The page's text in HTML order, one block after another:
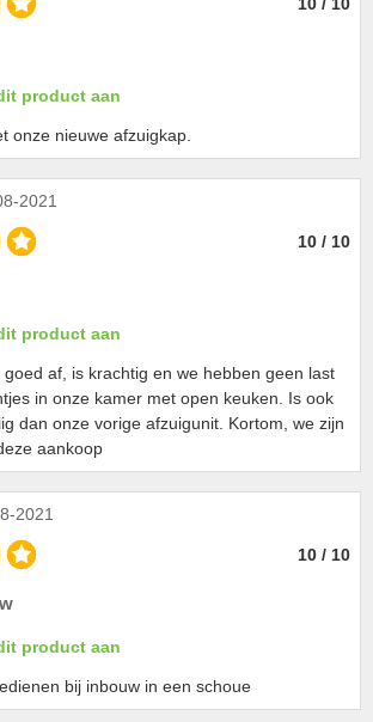
product aan
onze nieuwe afzuigkap.
2021
10 / 10
product aan
af, is krachtig en we hebben geen last
in onze kamer met open keuken. Is ook
dan onze vorige afzuigunit. Kortom, we zijn
aankoop
2021
10 / 10
product aan
bij inbouw in een schoue